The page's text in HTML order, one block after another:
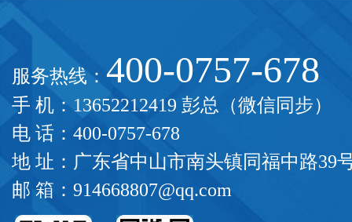
服务热线： 400-0757-678
手 机：13652212419 彭总（微信同步）
电 话：400-0757-678
地 址：广东省中山市南头镇同福中路39
邮 箱：914668807@qq.com